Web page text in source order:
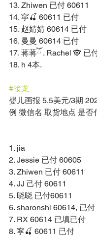
13. Zhiwen 已付 60611
14. 寜🍒 60611 已付
15. 赵婧婧 60614 已付
16. 曼曼 60614 已付
17. 蒋蒋ོ . Rachel 🙈 已
18. h 4本.
#接龙
婴儿画报 5.5美元/3期
例 微信名 取货地点 是否
1. jia
2. Jessie 已付 60605
3. Zhiwen 已付 60611
4. JJ 己付 60611
5. 晓晓 已付60611
6. sharonshi 60614, 已付
7. RX 60614 已填已付
8. 寜🍒 60611 已付